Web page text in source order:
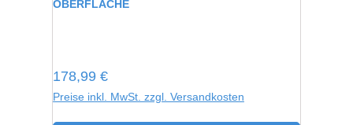
OBERFLÄCHE
Regulärer Preis:
178,99 €
Preise inkl. MwSt. zzgl. Versandkosten